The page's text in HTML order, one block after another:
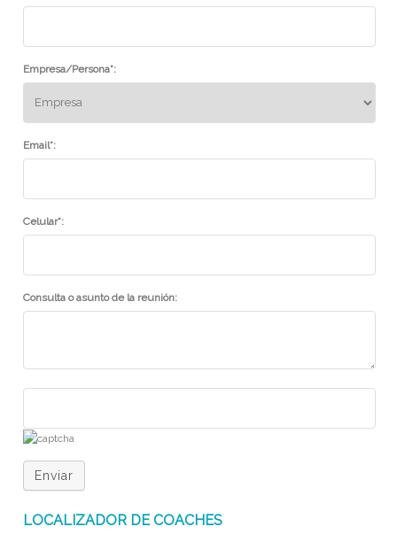
Empresa/Persona*:
Email*:
Celular*:
Consulta o asunto de la reunión:
Enviar
LOCALIZADOR DE COACHES